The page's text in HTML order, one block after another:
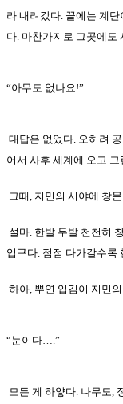
라 내려갔다. 끝에는 계
다. 마찬가지로 그곳에도
“아무도 없나요!”
대답은 없었다. 오히려
어서 사후 세계에 오고
그때, 지민의 시야에 창
설마. 한발 두발 천천히
입구다. 점점 다가갈수록
하아, 뿌연 입김이 지민
“눈이다….”
모든 게 하얗다. 나무도,